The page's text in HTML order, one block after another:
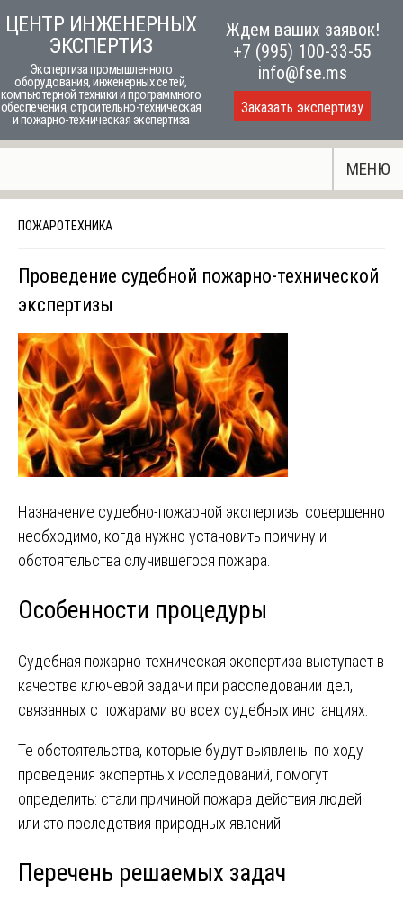
to
content
ЦЕНТР ИНЖЕНЕРНЫХ
ЭКСПЕРТИЗ
Экспертиза промышленного
оборудования, инженерных сетей,
компьютерной техники и программного
обеспечения, строительно-техническая
и пожарно-техническая экспертиза
Ждем ваших заявок!
+7 (995) 100-33-55
info@fse.ms
Заказать экспертизу
МЕНЮ
ПОЖАРОТЕХНИКА
Проведение судебной пожарно-технической
экспертизы
Назначение судебно-пожарной экспертизы совершенно
необходимо, когда нужно установить причину и
обстоятельства случившегося пожара.
Особенности процедуры
Судебная пожарно-техническая экспертиза выступает в
качестве ключевой задачи при расследовании дел,
связанных с пожарами во всех судебных инстанциях.
Те обстоятельства, которые будут выявлены по ходу
проведения экспертных исследований, помогут
определить: стали причиной пожара действия людей
или это последствия природных явлений.
Перечень решаемых задач